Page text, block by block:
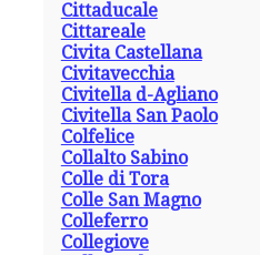
Cittaducale
Cittareale
Civita Castellana
Civitavecchia
Civitella d-Agliano
Civitella San Paolo
Colfelice
Collalto Sabino
Colle di Tora
Colle San Magno
Colleferro
Collegiove